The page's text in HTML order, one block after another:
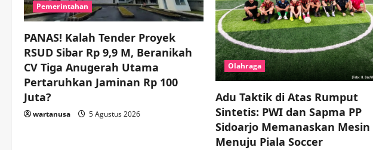
Pemerintahan
PANAS! Kalah Tender Proyek
RSUD Sibar Rp 9,9 M, Beranikah
CV Tiga Anugerah Utama
Pertaruhkan Jaminan Rp 100
Juta?
wartanusa 5 Agustus 2026
Olahraga
Adu Taktik di Atas Rumput
Sintetis: PWI dan Sapma PP
Sidoarjo Memanaskan Mesin
Menuju Piala Soccer